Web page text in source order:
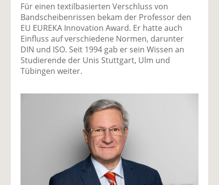
Für einen textilbasierten Verschluss von
Bandscheibenrissen bekam der Professor den
EU EUREKA Innovation Award. Er hatte auch
Einfluss auf verschiedene Normen, darunter
DIN und ISO. Seit 1994 gab er sein Wissen an
Studierende der Unis Stuttgart, Ulm und
Tübingen weiter.